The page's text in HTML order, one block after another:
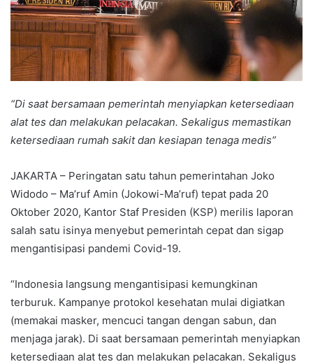
“Di saat bersamaan pemerintah menyiapkan ketersediaan
alat tes dan melakukan pelacakan. Sekaligus memastikan
ketersediaan rumah sakit dan kesiapan tenaga medis”
JAKARTA – Peringatan satu tahun pemerintahan Joko
Widodo – Ma’ruf Amin (Jokowi-Ma’ruf) tepat pada 20
Oktober 2020, Kantor Staf Presiden (KSP) merilis laporan
salah satu isinya menyebut pemerintah cepat dan sigap
mengantisipasi pandemi Covid-19.
“Indonesia langsung mengantisipasi kemungkinan
terburuk. Kampanye protokol kesehatan mulai digiatkan
(memakai masker, mencuci tangan dengan sabun, dan
menjaga jarak). Di saat bersamaan pemerintah menyiapkan
ketersediaan alat tes dan melakukan pelacakan. Sekaligus